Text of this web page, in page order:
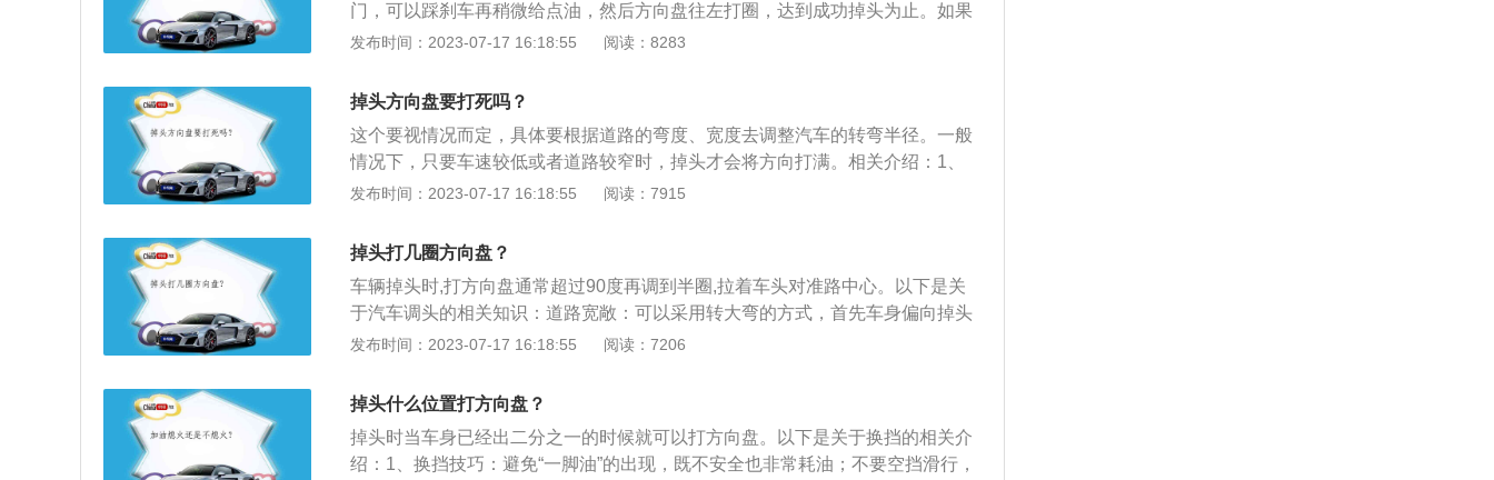
门，可以踩刹车再稍微给点油，然后方向盘往左打圈，达到成功掉头为止。如果
是在车多的地方掉头，那请注意看看掉头的两边有没有车辆正要开过来。注意安
指示灯或地面标线，应按照指示灯和地面标线的指示行驶。有时候标志下面还有
限定，比如“红灯掉头”字样，表示只有红灯时才可以掉头。无调头灯有左转灯的
路口一般来说，只要没有禁止调头标识或单独调头指示灯的情况下，机动车均可
以在不影响正常行驶车辆及保证安全的情况下随时调头。一般道路中的中央隔离
带也会在接近路口时由实线变为虚线，车辆可在此区域进行调头。
发布时间：2023-07-17 16:18:55 阅读：8283
掉头方向盘要打死吗？
这个要视情况而定，具体要根据道路的弯度、宽度去调整汽车的转弯半径。一般
情况下，只要车速较低或者道路较窄时，掉头才会将方向打满。相关介绍：1、
正确的方向盘握法:坐姿端正、双手握于如同时钟在10点10分或9点15分所处的位
或窗框上。2、方向盘构成：骨架，一般为锌合金，或者铝合金，有些生产厂家
正在尝试采用更便宜、更轻的镁合金。骨架采用压铸生产。少部分厂家还在使用
钢材钣金做骨架，结构复杂。
发布时间：2023-07-17 16:18:55 阅读：7915
掉头打几圈方向盘？
车辆掉头时,打方向盘通常超过90度再调到半圈,拉着车头对准路中心。以下是关
于汽车调头的相关知识：道路宽敞：可以采用转大弯的方式，首先车身偏向掉头
的另一侧，然后打转向灯，确认安全后打满方向盘转弯掉头。道路狭窄：采取前
近障碍物时踏下离合器，轻踏制动踏板，在车辆还未完全停止时并将方向盘迅速
反方向转足，将前轮转至后退所需的新方向，立即将车停稳。
发布时间：2023-07-17 16:18:55 阅读：7206
掉头什么位置打方向盘？
掉头时当车身已经出二分之一的时候就可以打方向盘。以下是关于换挡的相关介
绍：1、换挡技巧：避免“一脚油”的出现，既不安全也非常耗油；不要空挡滑行，